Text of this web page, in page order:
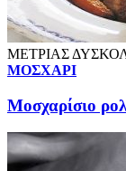
ΜΕΤΡΙΑΣ
ΜΟΣΧΑΡΙ
Μοσχαρίσιο